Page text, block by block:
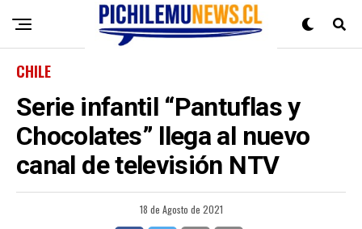
CHILE
Serie infantil “Pantuflas y
Chocolates” llega al nuevo
canal de televisión NTV
18 de Agosto de 2021